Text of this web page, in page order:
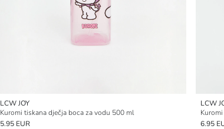
LCW JOY
Kuromi tiskana dječja boca za vodu 500 ml
5.95 EUR
LCW
6.95